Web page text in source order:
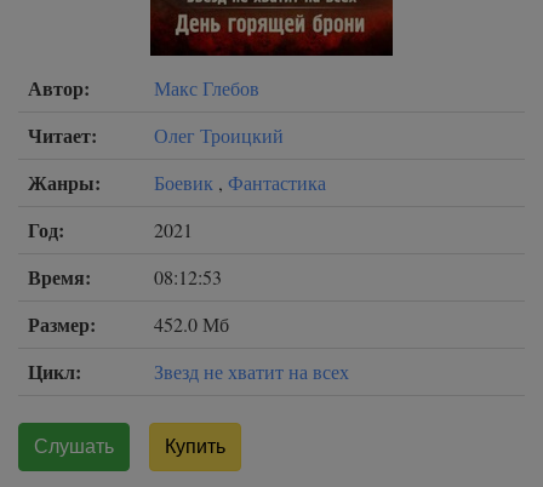
Автор: Макс Глебов
Читает: Олег Троицкий
Жанры: Боевик , Фантастика
Год: 2021
Время: 08:12:53
Размер: 452.0 Мб
Цикл: Звезд не хватит на всех
Слушать Купить